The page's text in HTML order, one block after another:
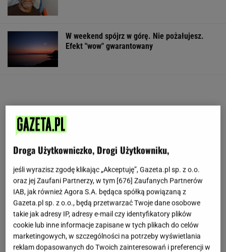
W weekend spójrz w górę. Nie pożałujesz.
Efekt "wow" gwarantowany
Droga Użytkowniczko, Drogi Użytkowniku,
jeśli wyrazisz zgodę klikając „Akceptuję”, Gazeta.pl sp. z o.o.
oraz jej Zaufani Partnerzy, w tym [676] Zaufanych Partnerów
IAB, jak również Agora S.A. będąca spółką powiązaną z
Gazeta.pl sp. z o.o., będą przetwarzać Twoje dane osobowe
takie jak adresy IP, adresy e-mail czy identyfikatory plików
cookie lub inne informacje zapisane w tych plikach do celów
marketingowych, w szczególności na potrzeby wyświetlania
reklam dopasowanych do Twoich zainteresowań i preferencji w